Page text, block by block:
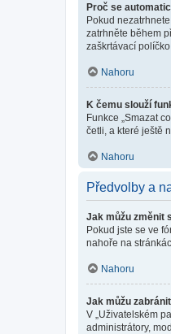
Proč se
Pokud
zatrhněte během
zaškrtávací
Nahoru
K čemu slouží
Funkce „Smazat
četli, a které ještě
Nahoru
Předvolby a
Jak můžu změnit
Pokud jste se ve
nahoře na
Nahoru
Jak můžu
V „Uživatelském
administrátory,